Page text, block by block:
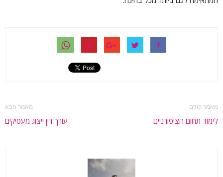
מאמר קודם
לימוד תחום הציפורניים
מאמר הבא
עורך דין ייצוג מעסיקים